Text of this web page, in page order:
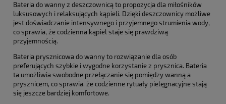
Bateria do wanny z deszczownicą to propozycja dla miłośników
luksusowych i relaksujących kąpieli. Dzięki deszczownicy możliwe
jest doświadczanie intensywnego i przyjemnego strumienia wody,
co sprawia, że codzienna kąpiel staje się prawdziwą
przyjemnością.
Bateria prysznicowa do wanny to rozwiązanie dla osób
preferujących szybkie i wygodne korzystanie z prysznica. Bateria
ta umożliwia swobodne przełączanie się pomiędzy wanną a
prysznicem, co sprawia, że codzienne rytuały pielęgnacyjne stają
się jeszcze bardziej komfortowe.